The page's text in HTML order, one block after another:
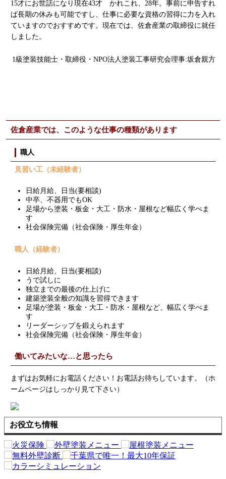
15才にお世話になり現在43才 かれこれ、28年。事前に申告すれ
ば長期の休みも可能ですし、仕事に必要な資格の習得に力を入れ
ていますのでおすすめです。現在では、佐倉産業の取締役に就任
しました。
1級塗装技能士・取締役・NPO法人塗装工事研究会理事:坂倉親方
佐倉産業では、このような仕事の種類があります
職人
見習い工（未経験者）
日給月給、日当(要相談)
中卒、不器用でもOK
足場から塗装・板金・大工・防水・屋根など幅広く学べま
す
社会保険完備（社会保険・厚生年金）
職人（経験者）
日給月給、日当(要相談)
うで試しに
独立までの最後の仕上げに
建築塗装全般の知識を習得できます
足場が塗装・板金・大工・防水・屋根など、幅広く学べま
す
リーダーシップを鍛えられます
社会保険完備（社会保険・厚生年金）
働いてみたいな…と思ったら
まずはお気軽にお電話ください！お電話お待ちしています。（ホ
ームページはしっかり見て下さい）
お役立ち情報